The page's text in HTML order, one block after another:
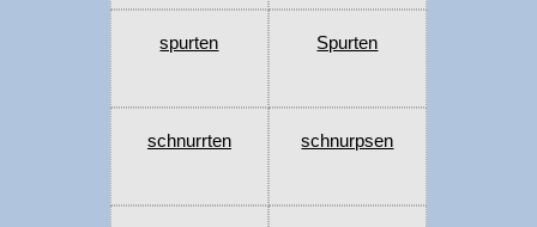
spurten Spurten
schnurrten schnurpsen